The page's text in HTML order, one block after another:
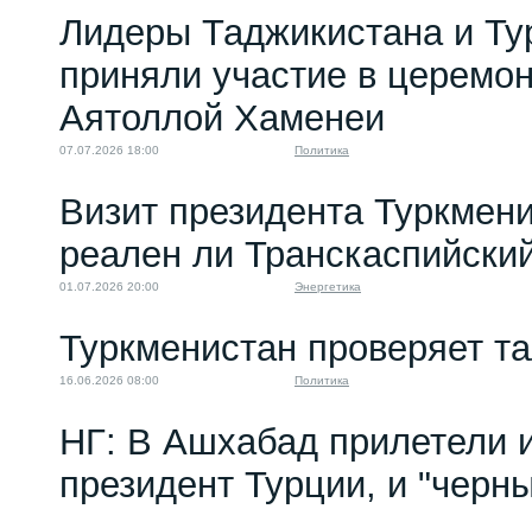
Лидеры Таджикистана и
приняли участие в
Аятоллой Хаменеи
07.07.2026 18:00 Политика
Визит президента
реален ли
01.07.2026 20:00 Энергетика
Туркменистан проверяет
16.06.2026 08:00 Политика
НГ: В Ашхабад прилетели
президент Турции, и